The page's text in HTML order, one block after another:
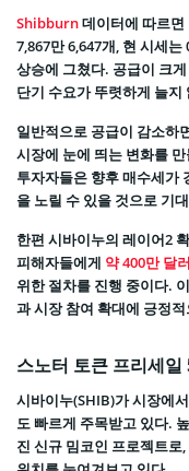
Shibburn데이터에 따르면
7,867만 6,647개, 현 시세
상승에 그쳤다. 공급이 크
단기 수요가 뚜렷하게 늘
일반적으로 공급이 감소하
시장에 눈에 띄는 변화를
투자자들은 향후 매수세가
을 노릴 수 있을 것으로 기
한편 시바이누의 레이어2
피해자들에게 약 400만 달
위한 절차를 진행 중이다.
과 시장 참여 확대에 긍정
스노터 토큰 프리세
시바이누(SHIB)가 시장에
도 빠르게 주목받고 있다.
진 신규 밈코인 프로젝트로